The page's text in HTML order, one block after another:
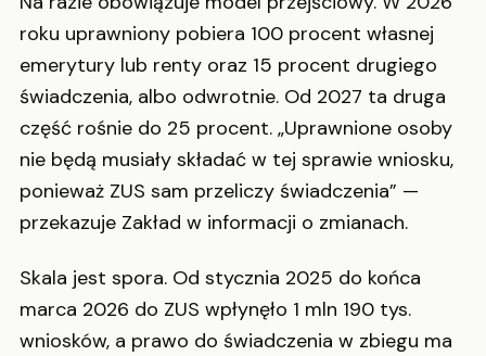
roku uprawniony pobiera 100 procent własnej
emerytury lub renty oraz 15 procent drugiego
świadczenia, albo odwrotnie. Od 2027 ta druga
część rośnie do 25 procent. „Uprawnione osoby
nie będą musiały składać w tej sprawie wniosku,
ponieważ ZUS sam przeliczy świadczenia” —
przekazuje Zakład w informacji o zmianach.
Skala jest spora. Od stycznia 2025 do końca
marca 2026 do ZUS wpłynęło 1 mln 190 tys.
wniosków, a prawo do świadczenia w zbiegu ma